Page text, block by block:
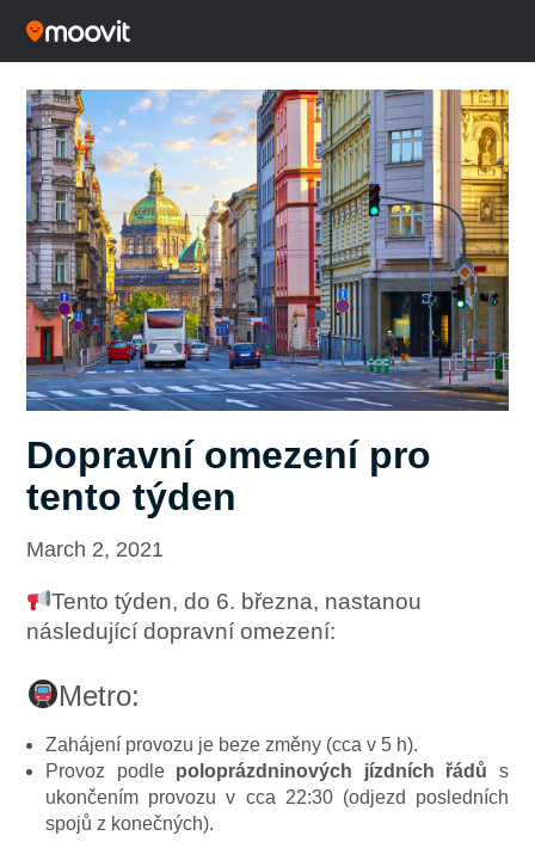
Dopravní omezení pro
tento týden
March 2, 2021
Tento týden, do 6. března, nastanou
následující dopravní omezení:
Metro:
Zahájení provozu je beze změny (cca v 5 h).
Provoz podle poloprázdninových jízdních řádů s
ukončením provozu v cca 22:30 (odjezd posledních
spojů z konečných).